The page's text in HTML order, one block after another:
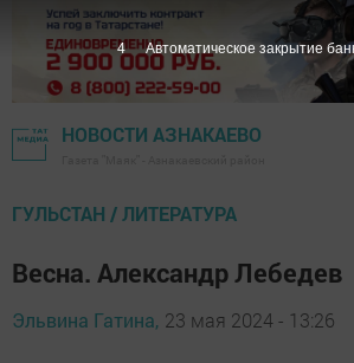
НОВОСТИ АЗНАКАЕВО
ГУЛЬСТАН / ЛИТЕРАТУРА
Весна. Александр Лебедев
Эльвина Гатина, 23 мая 2024 - 13:26
3 Автоматическое закрытие